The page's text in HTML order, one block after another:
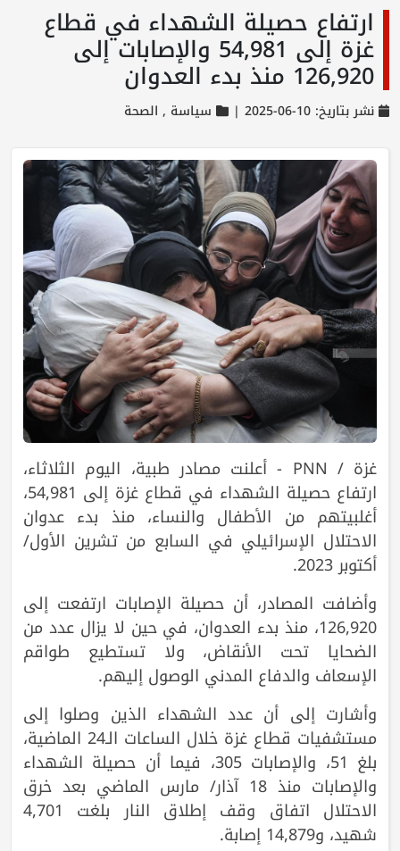
ارتفاع حصيلة الشهداء في قطاع
غزة إلى 54,981 والإصابات إلى
126,920 منذ بدء العدوان
نشر بتاريخ: 10-06-2025 | سياسة , الصحة
غزة / PNN - أعلنت مصادر طبية، اليوم الثلاثاء،
ارتفاع حصيلة الشهداء في قطاع غزة إلى 54,981،
أغلبيتهم من الأطفال والنساء، منذ بدء عدوان
الاحتلال الإسرائيلي في السابع من تشرين الأول/
أكتوبر 2023.
وأضافت المصادر، أن حصيلة الإصابات ارتفعت إلى
126,920، منذ بدء العدوان، في حين لا يزال عدد من
الضحايا تحت الأنقاض، ولا تستطيع طواقم
الإسعاف والدفاع المدني الوصول إليهم.
وأشارت إلى أن عدد الشهداء الذين وصلوا إلى
مستشفيات قطاع غزة خلال الساعات الـ24 الماضية،
بلغ 51، والإصابات 305، فيما أن حصيلة الشهداء
والإصابات منذ 18 آذار/ مارس الماضي بعد خرق
الاحتلال اتفاق وقف إطلاق النار بلغت 4,701
شهيد، و14,879 إصابة.